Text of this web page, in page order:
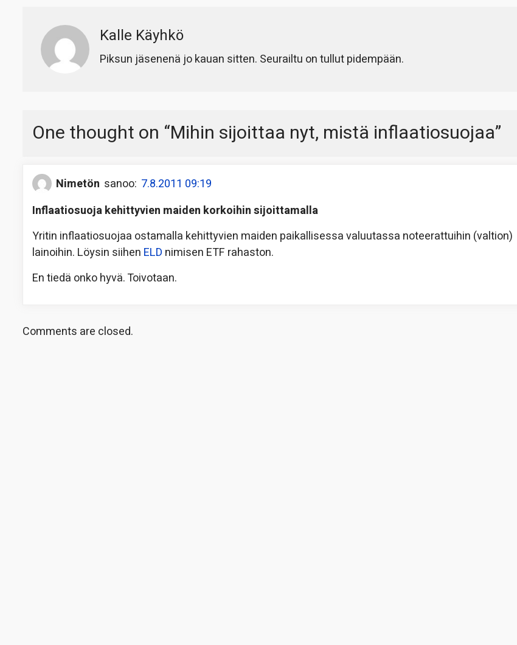
Kalle Käyhkö
Piksun jäsenenä jo kauan sitten. Seurailtu on tullut pidempään.
One thought on “Mihin sijoittaa nyt, mistä inflaatiosuojaa”
Nimetön sanoo: 7.8.2011 09:19
Inflaatiosuoja kehittyvien maiden korkoihin sijoittamalla
Yritin inflaatiosuojaa ostamalla kehittyvien maiden paikallisessa valuutassa noteerattuihin (valtion)
lainoihin. Löysin siihen ELD nimisen ETF rahaston.
En tiedä onko hyvä. Toivotaan.
Comments are closed.